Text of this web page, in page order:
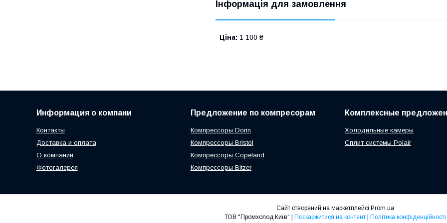
Інформація для замовлення
Ціна: 1 100 ₴
Информация о компани
Контакты
Доставка и оплата
О компании
Фотогалерея
Предложение по компресорам
Компрессоры Dorin
Компрессоры Bristol
Компрессоры Copeland
Компрессоры Bitzer
Комплексные
Холодильные камеры
Сплит системы Polair
Сайт створений на маркетплейсі Prom.ua
ТОВ "Промхолод Київ" | Поскаржитися на контент | Політика конфіденційності